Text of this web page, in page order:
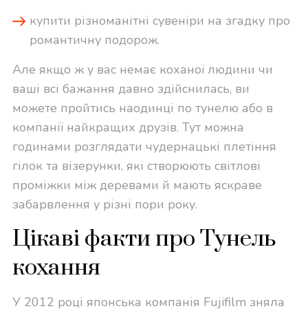
купити різноманітні сувеніри на згадку про
романтичну подорож.
Але якщо ж у вас немає коханої людини чи
ваші всі бажання давно здійснилась, ви
можете пройтись наодинці по тунелю або в
компанії найкращих друзів. Тут можна
годинами розглядати чудернацькі плетіння
гілок та візерунки, які створюють світлові
проміжки між деревами й мають яскраве
забарвлення у різні пори року.
Цікаві факти про Тунель
кохання
У 2012 році японська компанія Fujifilm зняла